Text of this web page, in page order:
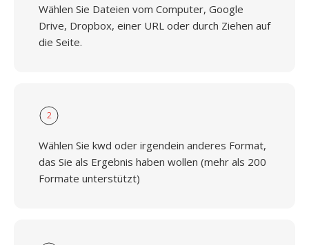
Wählen Sie Dateien vom Computer, Google
Drive, Dropbox, einer URL oder durch Ziehen auf
die Seite.
2
Wählen Sie kwd oder irgendein anderes Format,
das Sie als Ergebnis haben wollen (mehr als 200
Formate unterstützt)